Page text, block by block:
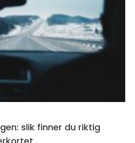
slik finner du riktig